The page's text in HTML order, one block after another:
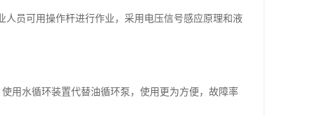
员可用操作杆进行作业，采用电压信号感应原理和液
用水循环装置代替油循环泵，使用更为方便，故障率